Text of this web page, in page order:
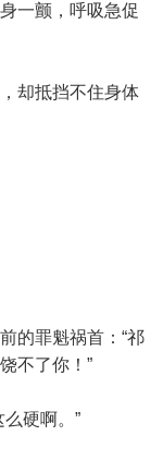
一颤，呼吸急促
却抵挡不住身体
的罪魁祸首：“祁
不了你！”
硬啊。”